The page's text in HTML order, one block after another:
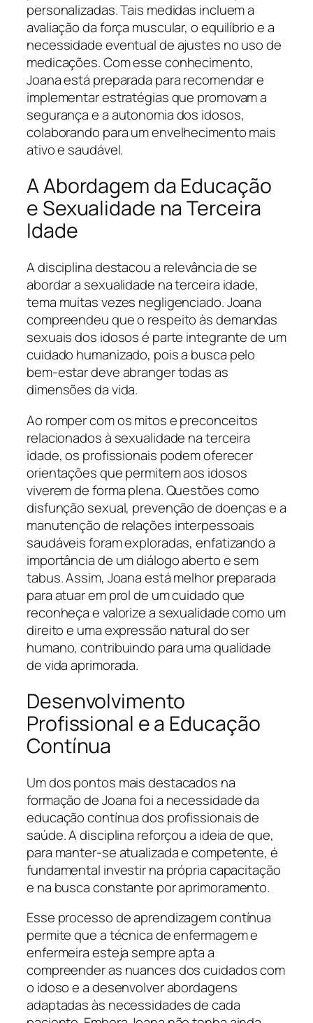
personalizadas. Tais medidas incluem a
avaliação da força muscular, o equilíbrio e a
necessidade eventual de ajustes no uso de
medicações. Com esse conhecimento,
Joana está preparada para recomendar e
implementar estratégias que promovam a
segurança e a autonomia dos idosos,
colaborando para um envelhecimento mais
ativo e saudável.
A Abordagem da Educação
e Sexualidade na Terceira
Idade
A disciplina destacou a relevância de se
abordar a sexualidade na terceira idade,
tema muitas vezes negligenciado. Joana
compreendeu que o respeito às demandas
sexuais dos idosos é parte integrante de um
cuidado humanizado, pois a busca pelo
bem-estar deve abranger todas as
dimensões da vida.
Ao romper com os mitos e preconceitos
relacionados à sexualidade na terceira
idade, os profissionais podem oferecer
orientações que permitem aos idosos
viverem de forma plena. Questões como
disfunção sexual, prevenção de doenças e a
manutenção de relações interpessoais
saudáveis foram exploradas, enfatizando a
importância de um diálogo aberto e sem
tabus. Assim, Joana está melhor preparada
para atuar em prol de um cuidado que
reconheça e valorize a sexualidade como um
direito e uma expressão natural do ser
humano, contribuindo para uma qualidade
de vida aprimorada.
Desenvolvimento
Profissional e a Educação
Contínua
Um dos pontos mais destacados na
formação de Joana foi a necessidade da
educação contínua dos profissionais de
saúde. A disciplina reforçou a ideia de que,
para manter-se atualizada e competente, é
fundamental investir na própria capacitação
e na busca constante por aprimoramento.
Esse processo de aprendizagem contínua
permite que a técnica de enfermagem e
enfermeira esteja sempre apta a
compreender as nuances dos cuidados com
o idoso e a desenvolver abordagens
adaptadas às necessidades de cada